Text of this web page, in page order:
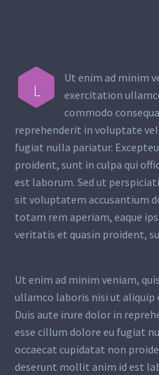
L
Ut enim ad minim
exercitation
commodo
reprehenderit in voluptate
fugiat nulla pariatur.
proident, sunt in culpa qui
est laborum. Sed ut
sit voluptatem accusantium
totam rem aperiam, eaque
veritatis et quasin proident,
Ut enim ad minim veniam,
ullamco laboris nisi ut aliquip
Duis aute irure dolor in
esse cillum dolore eu fugiat
occaecat cupidatat non
deserunt mollit anim id est